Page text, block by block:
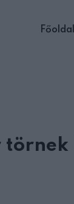
Főoldal